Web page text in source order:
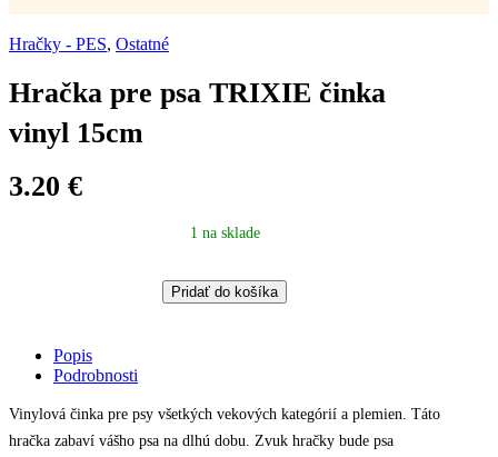
Hračky - PES, Ostatné
Hračka pre psa TRIXIE činka
vinyl 15cm
3.20 €
1 na sklade
Hračka
pre
15cm
quantity
Pridať do košíka
Popis
Podrobnosti
Vinylová činka pre psy všetkých vekových kategórií a plemien. Táto
hračka zabaví vášho psa na dlhú dobu. Zvuk hračky bude psa